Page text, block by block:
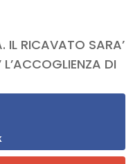
IL RICAVATO SARA’
DI